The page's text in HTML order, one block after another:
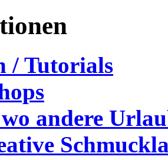
/ Tutorials
andere